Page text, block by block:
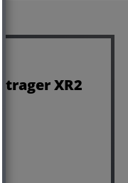
XR2